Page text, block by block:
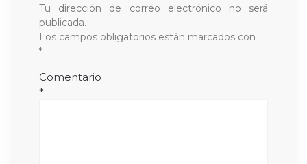
Tu dirección de correo electrónico no será
publicada.
Los campos obligatorios están marcados con
*
Comentario
*